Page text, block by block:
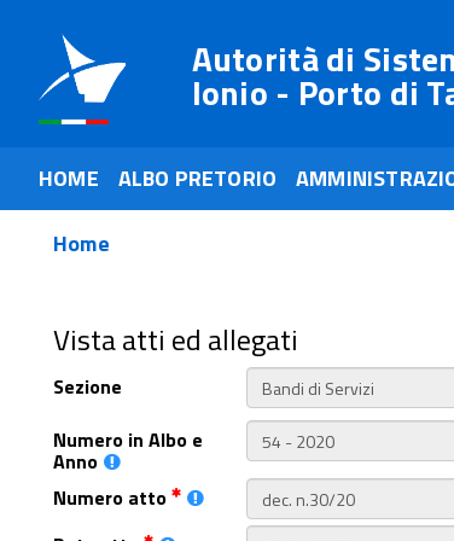
Autorità di
Ionio - Porto di
HOME ALBO PRETORIO
Home
Vista atti ed allegati
Sezione
Numero in Albo e
Anno
Numero atto